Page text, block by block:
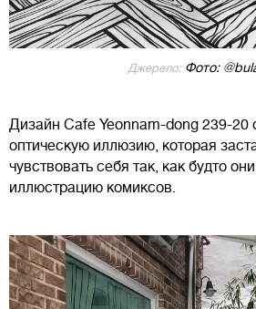
Джерело:Фото:
Дизайн Cafe Yeonnam-dong 239-20
оптическую иллюзию, которая
чувствовать себя так, как будто
иллюстрацию комиксов.